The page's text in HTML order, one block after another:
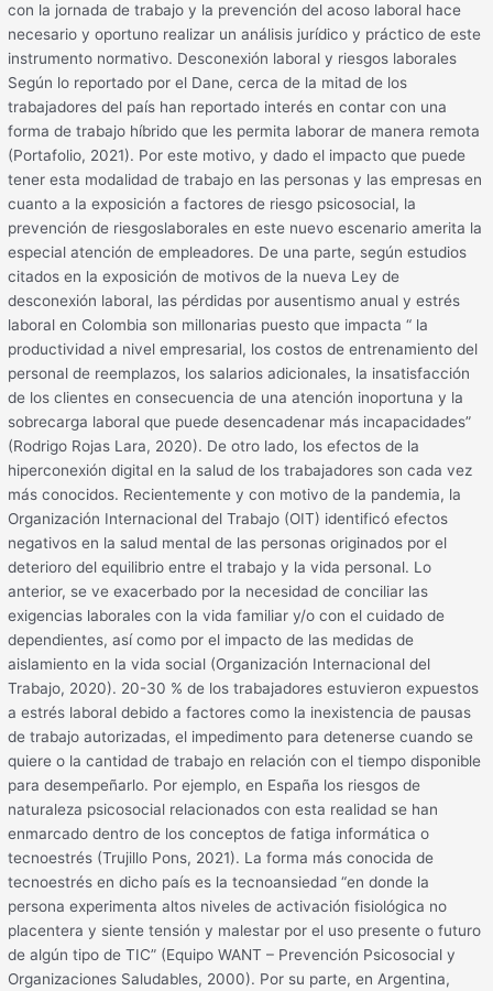
con la jornada de trabajo y la prevención del acoso laboral hace
necesario y oportuno realizar un análisis jurídico y práctico de este
instrumento normativo. Desconexión laboral y riesgos laborales
Según lo reportado por el Dane, cerca de la mitad de los
trabajadores del país han reportado interés en contar con una
forma de trabajo híbrido que les permita laborar de manera remota
(Portafolio, 2021). Por este motivo, y dado el impacto que puede
tener esta modalidad de trabajo en las personas y las empresas en
cuanto a la exposición a factores de riesgo psicosocial, la
prevención de riesgoslaborales en este nuevo escenario amerita la
especial atención de empleadores. De una parte, según estudios
citados en la exposición de motivos de la nueva Ley de
desconexión laboral, las pérdidas por ausentismo anual y estrés
laboral en Colombia son millonarias puesto que impacta “ la
productividad a nivel empresarial, los costos de entrenamiento del
personal de reemplazos, los salarios adicionales, la insatisfacción
de los clientes en consecuencia de una atención inoportuna y la
sobrecarga laboral que puede desencadenar más incapacidades”
(Rodrigo Rojas Lara, 2020). De otro lado, los efectos de la
hiperconexión digital en la salud de los trabajadores son cada vez
más conocidos. Recientemente y con motivo de la pandemia, la
Organización Internacional del Trabajo (OIT) identificó efectos
negativos en la salud mental de las personas originados por el
deterioro del equilibrio entre el trabajo y la vida personal. Lo
anterior, se ve exacerbado por la necesidad de conciliar las
exigencias laborales con la vida familiar y/o con el cuidado de
dependientes, así como por el impacto de las medidas de
aislamiento en la vida social (Organización Internacional del
Trabajo, 2020). 20-30 % de los trabajadores estuvieron expuestos
a estrés laboral debido a factores como la inexistencia de pausas
de trabajo autorizadas, el impedimento para detenerse cuando se
quiere o la cantidad de trabajo en relación con el tiempo disponible
para desempeñarlo. Por ejemplo, en España los riesgos de
naturaleza psicosocial relacionados con esta realidad se han
enmarcado dentro de los conceptos de fatiga informática o
tecnoestrés (Trujillo Pons, 2021). La forma más conocida de
tecnoestrés en dicho país es la tecnoansiedad “en donde la
persona experimenta altos niveles de activación fisiológica no
placentera y siente tensión y malestar por el uso presente o futuro
de algún tipo de TIC” (Equipo WANT – Prevención Psicosocial y
Organizaciones Saludables, 2000). Por su parte, en Argentina,